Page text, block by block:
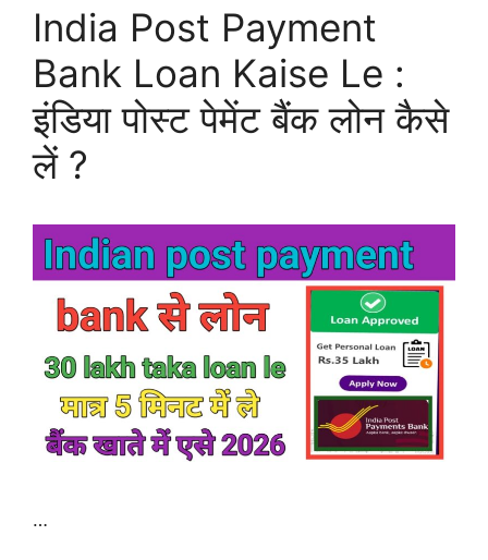
India Post Payment
Bank Loan Kaise Le :
इंडिया पोस्ट पेमेंट बैंक लोन कैसे
लें ?
…